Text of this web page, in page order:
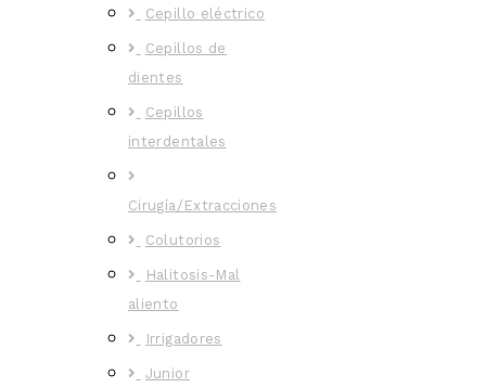
Cepillo eléctrico
Cepillos de
dientes
Cepillos
interdentales
Cirugía/Extracciones
Colutorios
Halitosis-Mal
aliento
Irrigadores
Junior